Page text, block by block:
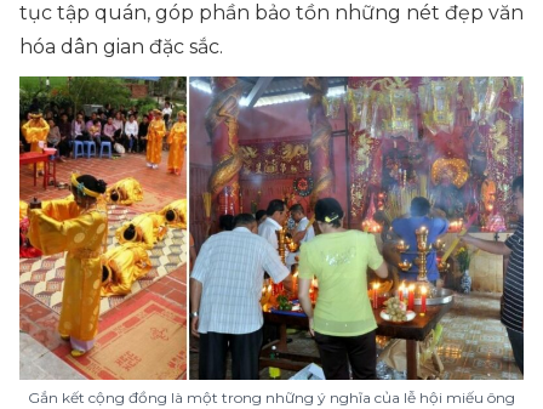
tục tập quán, góp phần bảo tồn những nét đẹp văn
hóa dân gian đặc sắc.
Gắn kết cộng đồng là một trong những ý nghĩa của lễ hội miếu ông